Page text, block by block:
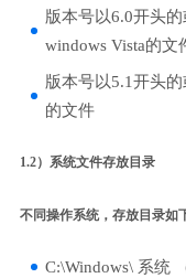
版本号以6.0开头
windows Vista的文
版本号以5.1开头
的文件
1.2）系统文件存放目录
不同操作系统，存放目录如
C:\Windows\ 系统